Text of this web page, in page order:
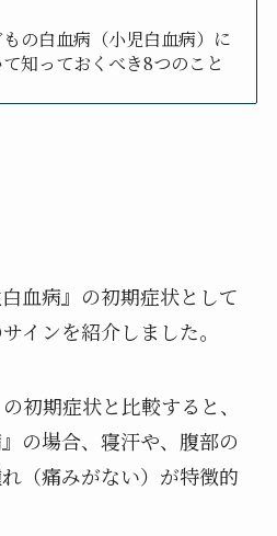
もの白血病（小児白血病）に
知っておくべき8つのこと
血病』の初期症状として
インを紹介しました。
初期症状と比較すると、
の場合、寝汗や、腹部の
（痛みがない）が特徴的